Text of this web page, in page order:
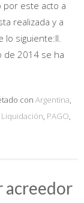
por este acto a
realizada y a
siguiente:II.
de 2014 se ha
con Argentina,
Liquidación, PAGO,
acreedor